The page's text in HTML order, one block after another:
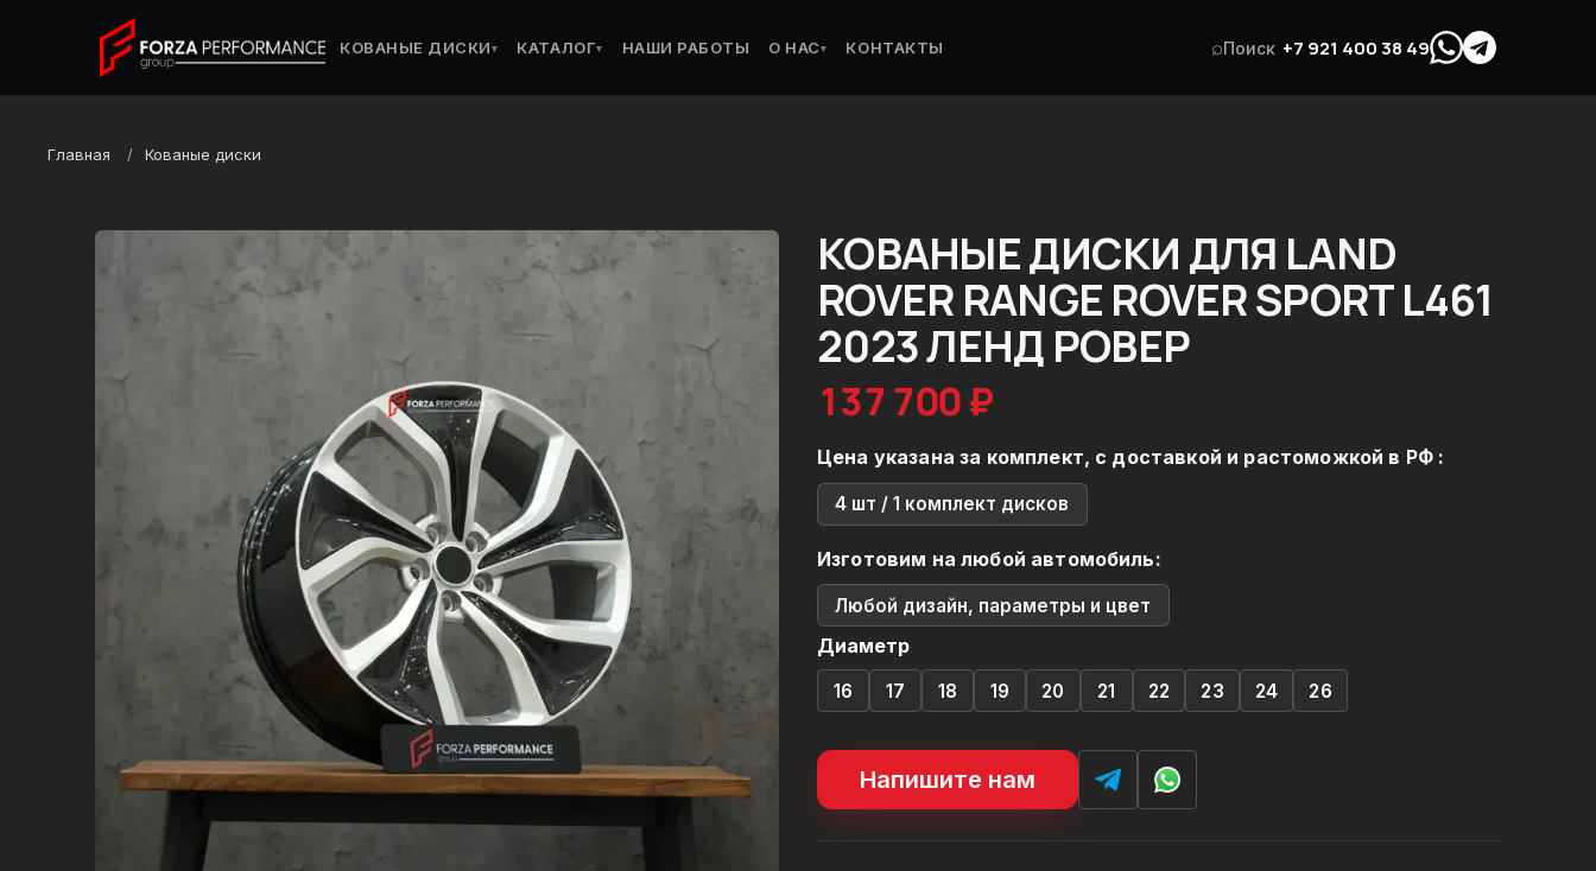
КОВАНЫЕ ДИСКИ▾ КАТАЛОГ▾ НАШИ РАБОТЫ О НАС▾ КОНТАКТЫ ⌕Поиск +7 921 400 38 49
Главная Кованые диски
КОВАНЫЕ ДИСКИ ДЛЯ LAND
ROVER RANGE ROVER SPORT L461
2023 ЛЕНД РОВЕР
137 700 ₽
Цена указана за комплект, с доставкой и растоможкой в РФ :
4 шт / 1 комплект дисков
Изготовим на любой автомобиль:
Любой дизайн, параметры и цвет
Диаметр
16 17 18 19 20 21 22 23 24 26
Напишите нам
Land Rover